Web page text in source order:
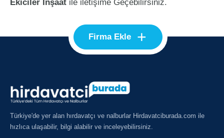
Ekiciler İnşaat ile iletişime Geçebilirsiniz.
Firma Ekle +
Türkiye'de yer alan hırdavatçı ve nalburlar Hirdavatciburada.com ile
hızlıca ulaşabilir, bilgi alabilir ve inceleyebilirsiniz.